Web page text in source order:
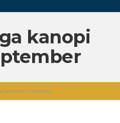
kanopi
kanopi kain september